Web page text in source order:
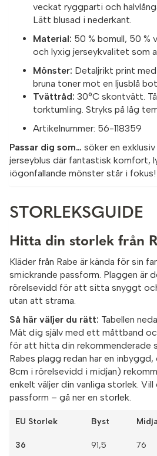
veckat ryggparti och
Lätt blusad i nederkant.
Material: 50 % bomull, 50 %
och lyxig jerseykvalitet som
Mönster: Detaljrikt print
bruna toner mot en ljusblå
Tvättråd: 30°C skontvätt.
torktumling. Stryks på låg
Artikelnummer: 56-118359
Passar dig som… söker en
jerseyblus där fantastisk komfort,
iögonfallande mönster står i fokus!
STORLEKSGUIDE
Hitta din storlek från
Kläder från Rabe är kända för sin
smickrande passform. Plaggen är
rörelsevidd för att sitta snyggt
utan att strama.
Så här väljer du rätt: Tabellen
Mät dig själv med ett måttband
för att hitta din rekommenderade
Rabes plagg redan har en
8cm i rörelsevidd i midjan)
enkelt väljer din vanliga storlek. Vill
passform – gå ner en storlek.
EU Storlek Byst Midja
36 91,5 76